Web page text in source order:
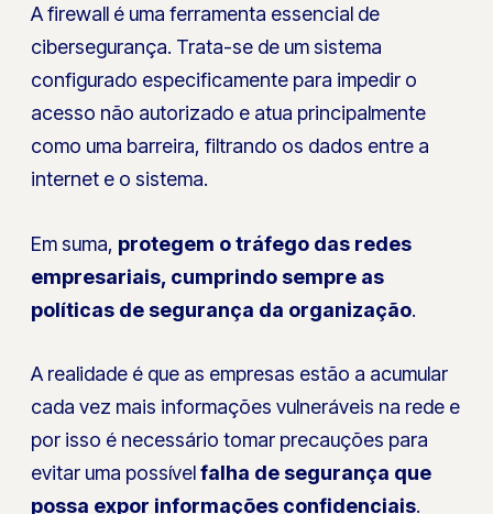
A firewall é uma ferramenta essencial de
cibersegurança. Trata-se de um sistema
configurado especificamente para impedir o
acesso não autorizado e atua principalmente
como uma barreira, filtrando os dados entre a
internet e o sistema.
Em suma, protegem o tráfego das redes
empresariais, cumprindo sempre as
políticas de segurança da organização.
A realidade é que as empresas estão a acumular
cada vez mais informações vulneráveis na rede e
por isso é necessário tomar precauções para
evitar uma possívelfalha de segurança que
possa expor informações confidenciais.